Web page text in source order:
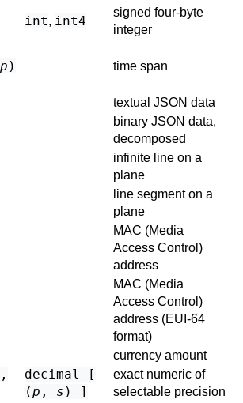
int, int4
signed four-byte
integer
p )
time span
textual JSON data
binary JSON data,
decomposed
infinite line on a
plane
line segment on a
plane
MAC (Media
Access Control)
address
MAC (Media
Access Control)
address (EUI-64
format)
currency amount
,
decimal [
(p , s ) ]
exact numeric of
selectable precision